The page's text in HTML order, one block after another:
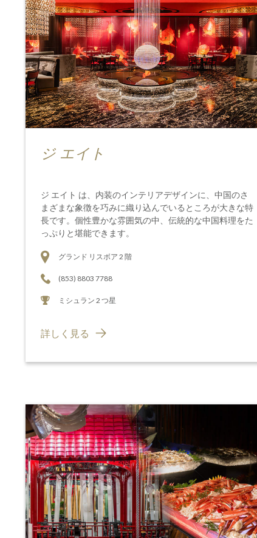
ジ エイト
ジ エイト は、内装のインテリアデザインに、中国のさ
まざまな象徴を巧みに織り込んでいるところが大きな特
長です。個性豊かな雰囲気の中、伝統的な中国料理をた
っぷりと堪能できます。
グランド リスボア 2 階
(853) 8803 7788
ミシュラン 2 つ星
詳しく見る